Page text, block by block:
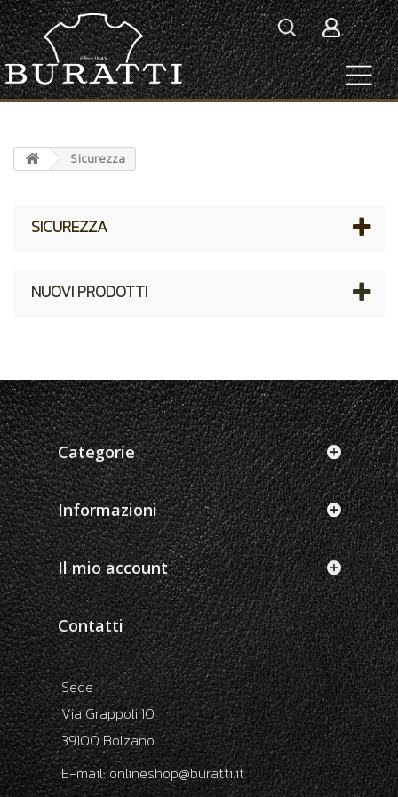
Sicurezza
SICUREZZA
NUOVI PRODOTTI
Categorie
Informazioni
Il mio account
Contatti
Sede
Via Grappoli 10
39100 Bolzano
E-mail:onlineshop@buratti.it